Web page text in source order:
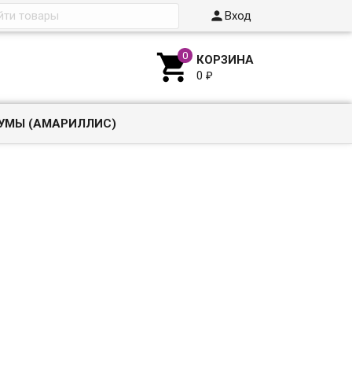
Вход
 КОРЗИНА
0₽
(АМАРИЛЛИС)